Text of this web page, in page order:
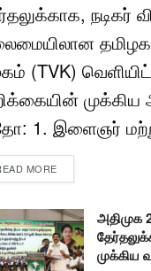
நடிகர்
(TVK)
1. இளைஞர்
MORE
அதிமுக
முக்கிய